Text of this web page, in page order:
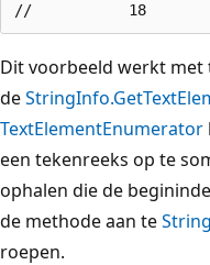
Dit voorbeeld werkt
de
TextElementEnumerator
een tekenreeks op te
ophalen die de
de methode aan te
roepen.